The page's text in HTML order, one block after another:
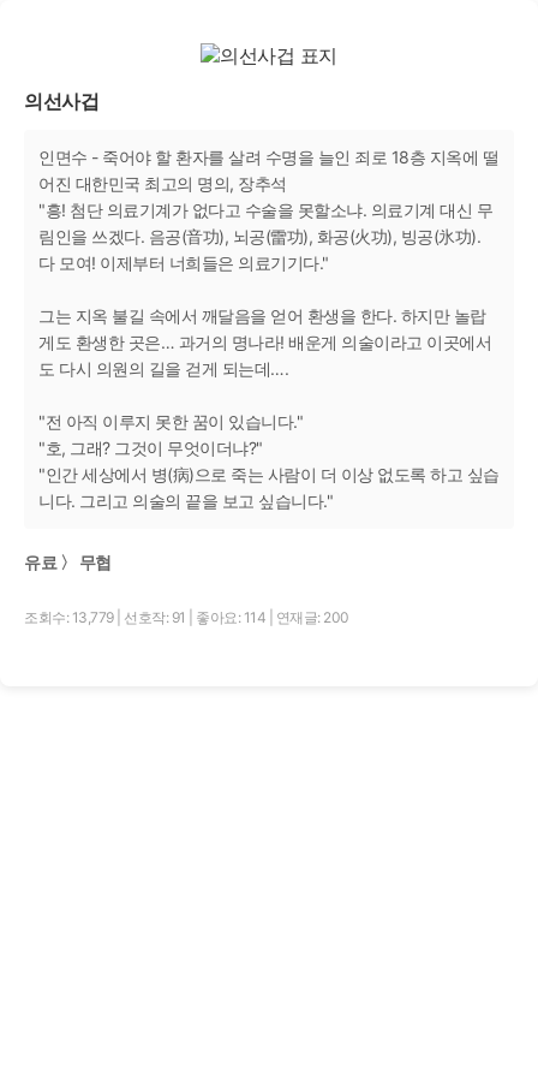
의선사겁
인면수 - 죽어야 할 환자를 살려 수명을 늘인 죄로 18층 지옥에 떨
어진 대한민국 최고의 명의, 장추석
"흥! 첨단 의료기계가 없다고 수술을 못할소냐. 의료기계 대신 무
림인을 쓰겠다. 음공(音功), 뇌공(雷功), 화공(火功), 빙공(氷功).
다 모여! 이제부터 너희들은 의료기기다."
그는 지옥 불길 속에서 깨달음을 얻어 환생을 한다. 하지만 놀랍
게도 환생한 곳은… 과거의 명나라! 배운게 의술이라고 이곳에서
도 다시 의원의 길을 걷게 되는데….
"전 아직 이루지 못한 꿈이 있습니다."
"호, 그래? 그것이 무엇이더냐?"
"인간 세상에서 병(病)으로 죽는 사람이 더 이상 없도록 하고 싶습
니다. 그리고 의술의 끝을 보고 싶습니다."
유료 〉 무협
조회수: 13,779 선호작: 91 좋아요: 114 연재글: 200